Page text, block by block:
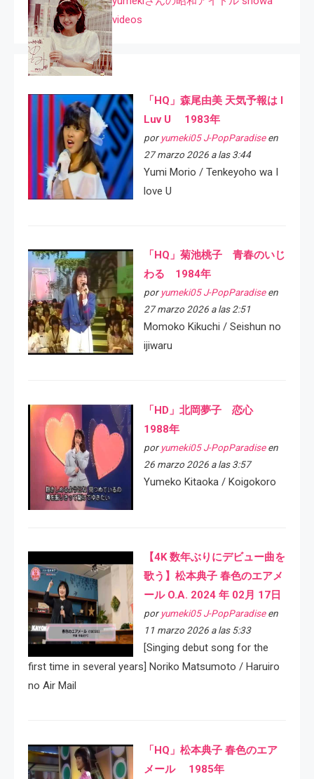
videos
「HQ」森尾由美 天気予報は I
Luv U 1983年
por yumeki05 J-PopParadiseen
27 marzo 2026 a las 3:44
Yumi Morio / Tenkeyoho wa I
love U
「HQ」菊池桃子 青春のいじ
わる 1984年
por yumeki05 J-PopParadiseen
27 marzo 2026 a las 2:51
Momoko Kikuchi / Seishun no
ijiwaru
「HD」北岡夢子 恋心
1988年
por yumeki05 J-PopParadiseen
26 marzo 2026 a las 3:57
Yumeko Kitaoka / Koigokoro
【4K 数年ぶりにデビュー曲を
歌う】松本典子 春色のエアメ
ール O.A. 2024 年 02月 17日
por yumeki05 J-PopParadiseen
11 marzo 2026 a las 5:33
[Singing debut song for the
first time in several years] Noriko Matsumoto / Haruiro
no Air Mail
「HQ」松本典子 春色のエア
メール 1985年